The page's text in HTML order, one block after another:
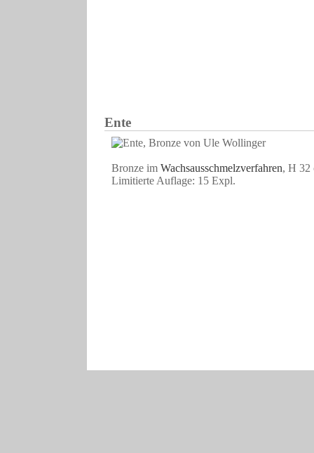
Ente
Bronze im Wachsausschmelzverfahren, H 32
Limitierte Auflage: 15 Expl.